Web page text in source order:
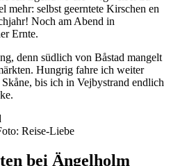
mehr: selbst geerntete Kirschen en
Noch am Abend in
Ernte.
denn südlich von Båstad mangelt
Hungrig fahre ich weiter
bis ich in Vejbystrand endlich
Reise-Liebe
bei Ängelholm